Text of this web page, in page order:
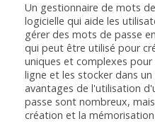
Un gestionnaire de mots
logicielle qui aide les
gérer des mots de passe
qui peut être utilisé pour
uniques et complexes
ligne et les stocker dans
avantages de l'utilisation
passe sont nombreux,
création et la